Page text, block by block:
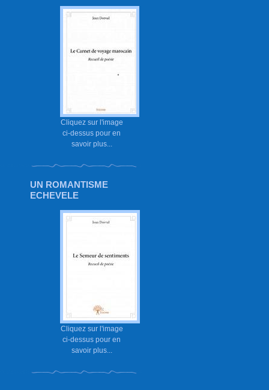
Cliquez sur l'image
ci-dessus pour en
savoir plus...
UN ROMANTISME
ECHEVELE
Cliquez sur l'image
ci-dessus pour en
savoir plus...